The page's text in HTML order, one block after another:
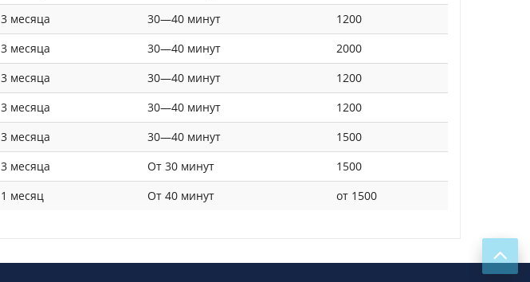
3 месяца 30—40 минут
1200
3 месяца 30—40 минут
2000
3 месяца 30—40 минут
1200
3 месяца 30—40 минут
1200
3 месяца 30—40 минут
1500
3 месяца От 30 минут
1500
1 месяц От 40 минут от 1500